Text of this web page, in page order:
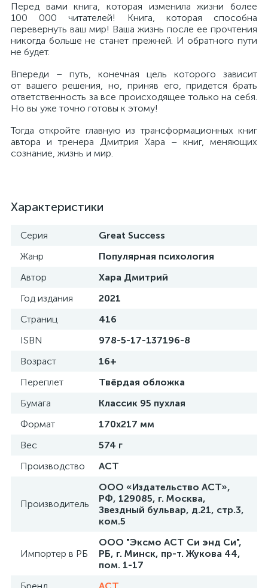
Перед вами книга, которая изменила жизни более
100 000 читателей! Книга, которая способна
перевернуть ваш мир! Ваша жизнь после ее прочтения
никогда больше не станет прежней. И обратного пути
не будет.
Впереди – путь, конечная цель которого зависит
от вашего решения, но, приняв его, придется брать
ответственность за все происходящее только на себя.
Но вы уже точно готовы к этому!
Тогда откройте главную из трансформационных книг
автора и тренера Дмитрия Хара – книг, меняющих
сознание, жизнь и мир.
Характеристики
Серия
Great Success
Жанр
Популярная психология
Автор
Хара Дмитрий
Год издания
2021
Страниц
416
ISBN
978-5-17-137196-8
Возраст
16+
Переплет
Твёрдая обложка
Бумага
Классик 95 пухлая
Формат
170х217 мм
Вес
574 г
Производство
АСТ
Производитель
ООО «Издательство АСТ»,
РФ, 129085, г. Москва,
Звездный бульвар, д.21, стр.3,
ком.5
Импортер в РБ
ООО "Эксмо АСТ Си энд Си",
РБ, г. Минск, пр-т. Жукова 44,
пом. 1-17